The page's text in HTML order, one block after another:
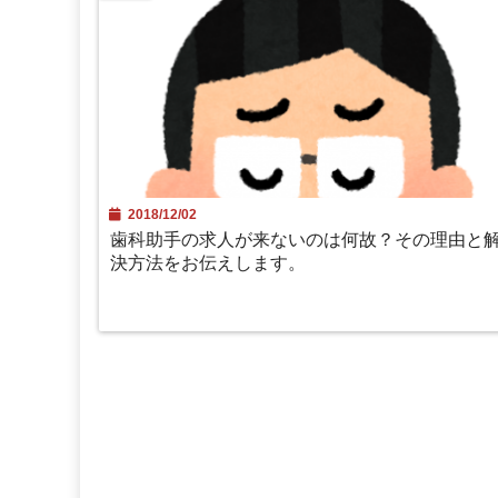
2018/12/02
歯科助手の求人が来ないのは何故？その理由と
決方法をお伝えします。